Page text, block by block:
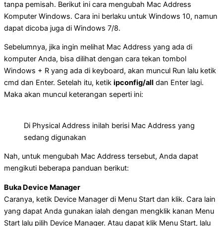
tanpa pemisah. Berikut ini cara mengubah Mac Address
Komputer Windows. Cara ini berlaku untuk Windows 10, namun
dapat dicoba juga di Windows 7/8.
Sebelumnya, jika ingin melihat Mac Address yang ada di
komputer Anda, bisa dilihat dengan cara tekan tombol
Windows + R yang ada di keyboard, akan muncul Run lalu ketik
cmd dan Enter. Setelah itu, ketik ipconfig/all dan Enter lagi.
Maka akan muncul keterangan seperti ini:
Di Physical Address inilah berisi Mac Address yang
sedang digunakan
Nah, untuk mengubah Mac Address tersebut, Anda dapat
mengikuti beberapa panduan berikut:
Buka Device Manager
Caranya, ketik Device Manager di Menu Start dan klik. Cara lain
yang dapat Anda gunakan ialah dengan mengklik kanan Menu
Start lalu pilih Device Manager. Atau dapat klik Menu Start, lalu